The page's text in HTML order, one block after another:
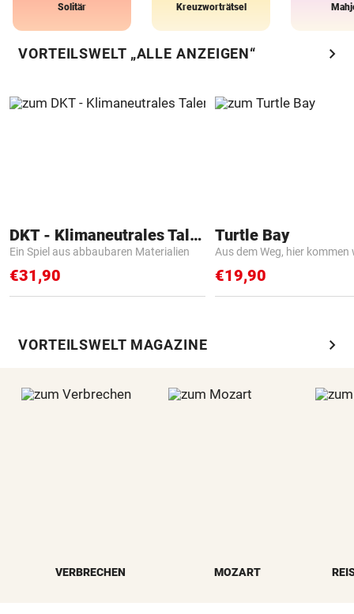
Solitär Kreuzworträtsel
VORTEILSWELT „ALLE ANZEIGEN“ chevron_right
DKT - Klimaneutrales Talent
Ein Spiel aus abbaubaren Materialien
€31,90
Turtle Bay
Aus dem Weg, hier kommen
€19,90
VORTEILSWELT MAGAZINE chevron_right
VERBRECHEN MOZART